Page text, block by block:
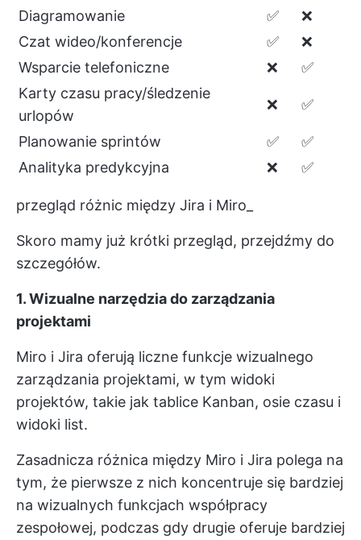
Diagramowanie
✅
❌
Czat wideo/konferencje
✅
❌
Wsparcie telefoniczne
❌
✅
Karty czasu pracy/śledzenie
urlopów
❌ ✅
Planowanie sprintów ✅
✅
Analityka predykcyjna
❌ ✅
przegląd różnic między Jira i Miro_
Skoro mamy już krótki przegląd, przejdźmy do
szczegółów.
1. Wizualne narzędzia do zarządzania
projektami
Miro i Jira oferują liczne funkcje wizualnego
zarządzania projektami, w tym widoki
projektów, takie jak tablice Kanban, osie czasu i
widoki list.
Zasadnicza różnica między Miro i Jira polega na
tym, że pierwsze z nich koncentruje się bardziej
na wizualnych funkcjach współpracy
zespołowej, podczas gdy drugie oferuje bardziej